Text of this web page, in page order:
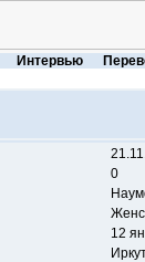
Интервью
0
12